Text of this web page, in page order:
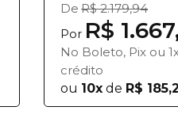
De R$ 2.179,94
Por R$
No Boleto, Pix ou
crédito
ou 10x de R$